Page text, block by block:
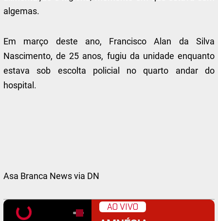
algemas.
Em março deste ano, Francisco Alan da Silva
Nascimento, de 25 anos, fugiu da unidade enquanto
estava sob escolta policial no quarto andar do
hospital.
Asa Branca News via DN
AO VIVO